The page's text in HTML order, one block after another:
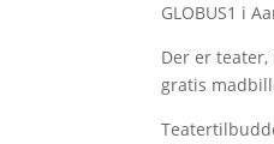
GLOBUS1 i
Der er
gratis